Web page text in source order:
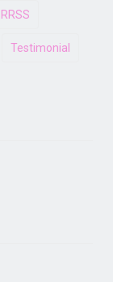
RRSS
Testimonial